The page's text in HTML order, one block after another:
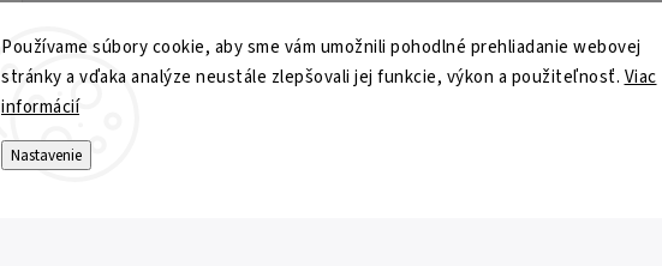
Používame súbory cookie, aby sme vám umožnili pohodlné prehliadanie webovej
stránky a vďaka analýze neustále zlepšovali jej funkcie, výkon a použiteľnosť. Viac
informácií
Nastavenie